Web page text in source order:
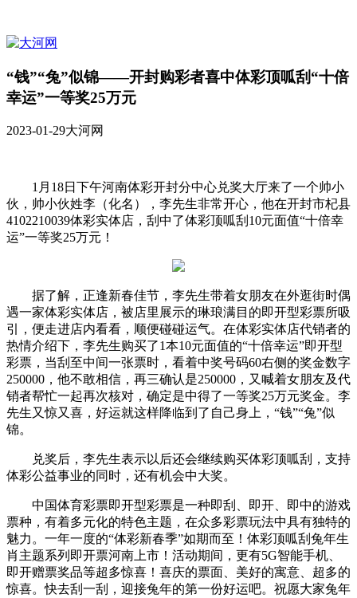
“钱”“兔”似锦——开封购彩者喜中体彩顶呱刮“十倍
幸运”一等奖25万元
2023-01-29大河网
1月18日下午河南体彩开封分中心兑奖大厅来了一个帅小
伙，帅小伙姓李（化名），李先生非常开心，他在开封市杞县
4102210039体彩实体店，刮中了体彩顶呱刮10元面值“十倍幸
运”一等奖25万元！
据了解，正逢新春佳节，李先生带着女朋友在外逛街时偶
遇一家体彩实体店，被店里展示的琳琅满目的即开型彩票所吸
引，便走进店内看看，顺便碰碰运气。在体彩实体店代销者的
热情介绍下，李先生购买了1本10元面值的“十倍幸运”即开型
彩票，当刮至中间一张票时，看着中奖号码60右侧的奖金数字
250000，他不敢相信，再三确认是250000，又喊着女朋友及代
销者帮忙一起再次核对，确定是中得了一等奖25万元奖金。李
先生又惊又喜，好运就这样降临到了自己身上，“钱”“兔”似
锦。
兑奖后，李先生表示以后还会继续购买体彩顶呱刮，支持
体彩公益事业的同时，还有机会中大奖。
中国体育彩票即开型彩票是一种即刮、即开、即中的游戏
票种，有着多元化的特色主题，在众多彩票玩法中具有独特的
魅力。一年一度的“体彩新春季”如期而至！体彩顶呱刮兔年生
肖主题系列即开票河南上市！活动期间，更有5G智能手机、
即开赠票奖品等超多惊喜！喜庆的票面、美好的寓意、超多的
惊喜。快去刮一刮，迎接兔年的第一份好运吧。祝愿大家兔年